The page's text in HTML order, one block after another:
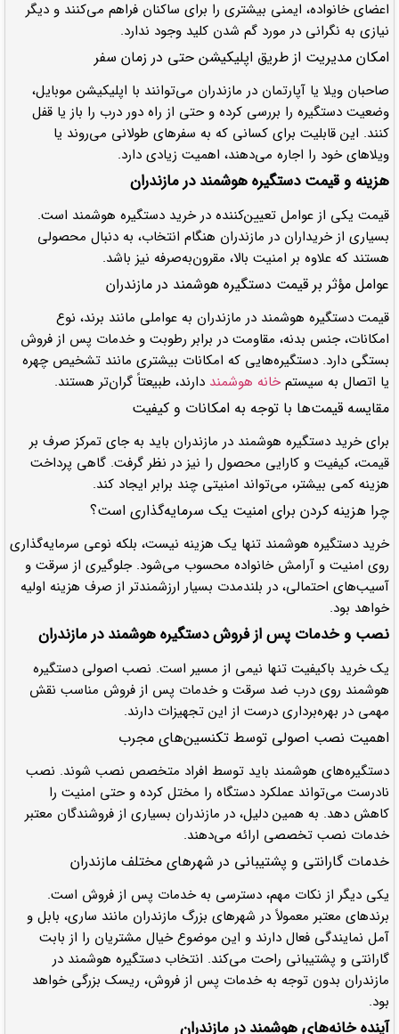
اعضای خانواده، ایمنی بیشتری را برای ساکنان فراهم می‌کنند و دیگر
نیازی به نگرانی در مورد گم شدن کلید وجود ندارد.
امکان مدیریت از طریق اپلیکیشن حتی در زمان سفر
صاحبان ویلا یا آپارتمان در مازندران می‌توانند با اپلیکیشن موبایل،
وضعیت دستگیره را بررسی کرده و حتی از راه دور درب را باز یا قفل
کنند. این قابلیت برای کسانی که به سفرهای طولانی می‌روند یا
ویلاهای خود را اجاره می‌دهند، اهمیت زیادی دارد.
هزینه و قیمت دستگیره هوشمند در مازندران
قیمت یکی از عوامل تعیین‌کننده در خرید دستگیره هوشمند است.
بسیاری از خریداران در مازندران هنگام انتخاب، به دنبال محصولی
هستند که علاوه بر امنیت بالا، مقرون‌به‌صرفه نیز باشد.
عوامل مؤثر بر قیمت دستگیره هوشمند در مازندران
قیمت دستگیره هوشمند در مازندران به عواملی مانند برند، نوع
امکانات، جنس بدنه، مقاومت در برابر رطوبت و خدمات پس از فروش
بستگی دارد. دستگیره‌هایی که امکانات بیشتری مانند تشخیص چهره
یا اتصال به سیستم خانه هوشمند دارند، طبیعتاً گران‌تر هستند.
مقایسه قیمت‌ها با توجه به امکانات و کیفیت
برای خرید دستگیره هوشمند در مازندران باید به جای تمرکز صرف بر
قیمت، کیفیت و کارایی محصول را نیز در نظر گرفت. گاهی پرداخت
هزینه کمی بیشتر، می‌تواند امنیتی چند برابر ایجاد کند.
چرا هزینه کردن برای امنیت یک سرمایه‌گذاری است؟
خرید دستگیره هوشمند تنها یک هزینه نیست، بلکه نوعی سرمایه‌گذاری
روی امنیت و آرامش خانواده محسوب می‌شود. جلوگیری از سرقت و
آسیب‌های احتمالی، در بلندمدت بسیار ارزشمندتر از صرف هزینه اولیه
خواهد بود.
نصب و خدمات پس از فروش دستگیره هوشمند در مازندران
یک خرید باکیفیت تنها نیمی از مسیر است. نصب اصولی دستگیره
هوشمند روی درب ضد سرقت و خدمات پس از فروش مناسب نقش
مهمی در بهره‌برداری درست از این تجهیزات دارند.
اهمیت نصب اصولی توسط تکنسین‌های مجرب
دستگیره‌های هوشمند باید توسط افراد متخصص نصب شوند. نصب
نادرست می‌تواند عملکرد دستگاه را مختل کرده و حتی امنیت را
کاهش دهد. به همین دلیل، در مازندران بسیاری از فروشندگان معتبر
خدمات نصب تخصصی ارائه می‌دهند.
خدمات گارانتی و پشتیبانی در شهرهای مختلف مازندران
یکی دیگر از نکات مهم، دسترسی به خدمات پس از فروش است.
برندهای معتبر معمولاً در شهرهای بزرگ مازندران مانند ساری، بابل و
آمل نمایندگی فعال دارند و این موضوع خیال مشتریان را از بابت
گارانتی و پشتیبانی راحت می‌کند. انتخاب دستگیره هوشمند در
مازندران بدون توجه به خدمات پس از فروش، ریسک بزرگی خواهد
بود.
آینده خانه‌های هوشمند در مازندران